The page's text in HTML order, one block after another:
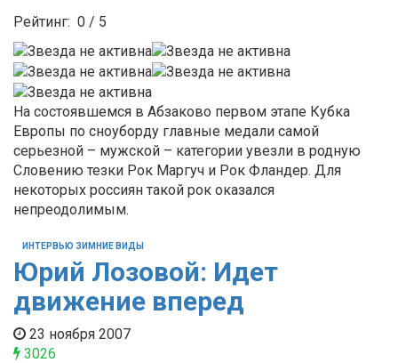
Рейтинг: 0 / 5
На состоявшемся в Абзаково первом этапе Кубка
Европы по сноуборду главные медали самой
серьезной – мужской – категории увезли в родную
Словению тезки Рок Маргуч и Рок Фландер. Для
некоторых россиян такой рок оказался
непреодолимым.
ИНТЕРВЬЮ ЗИМНИЕ ВИДЫ
Юрий Лозовой: Идет
движение вперед
23 ноября 2007
3026